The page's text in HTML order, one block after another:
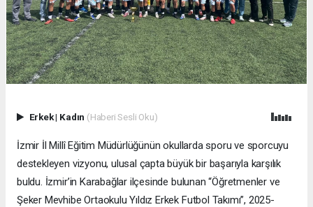
Erkek| Kadın (Haberi Sesli Oku)
İzmir İl Millî Eğitim Müdürlüğünün okullarda sporu ve sporcuyu
destekleyen vizyonu, ulusal çapta büyük bir başarıyla karşılık
buldu. İzmir’in Karabağlar ilçesinde bulunan “Öğretmenler ve
Şeker Mevhibe Ortaokulu Yıldız Erkek Futbol Takımı”, 2025-